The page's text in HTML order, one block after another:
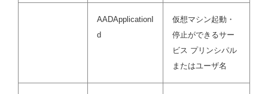
AADApplicationI
d
仮想マシン起動・
停止ができるサー
ビス プリンシパル
またはユーザ名